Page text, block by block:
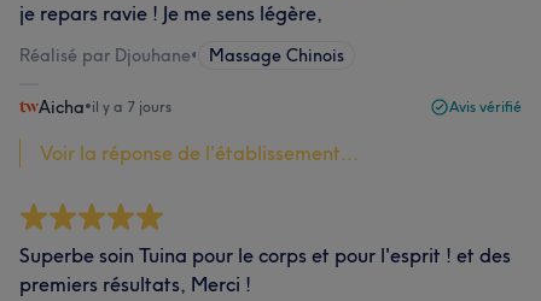
je repars ravie ! Je me sens légère,
Réalisé par Djouhane• Massage Chinois
Aicha•il y a 7 jours Avis vérifié
Voir la réponse de l'établissement...
Superbe soin Tuina pour le corps et pour l'esprit ! et des
premiers résultats, Merci !